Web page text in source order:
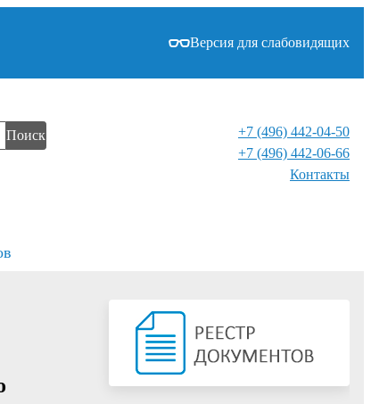
Версия для слабовидящих
Поиск
+7 (496) 442-04-50
+7 (496) 442-06-66
Контакты⁠